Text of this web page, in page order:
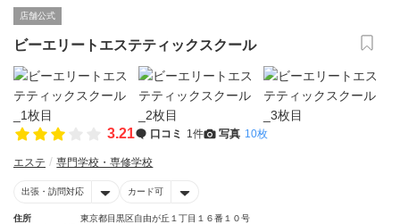
店舗公式
ビーエリートエステティックスクール
3.21 口コミ 1件 写真 10枚
エステ 専門学校・専修学校
出張・訪問対応 カード可
住所
東京都目黒区自由が丘１丁目１６番１０号